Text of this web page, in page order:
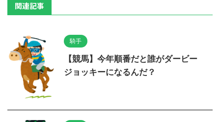
関連記事
騎手
【競馬】今年順番だと誰がダービー
ジョッキーになるんだ？